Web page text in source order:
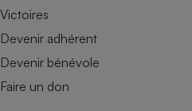
Victoires
Devenir adhérent
Devenir bénévole
Faire un don